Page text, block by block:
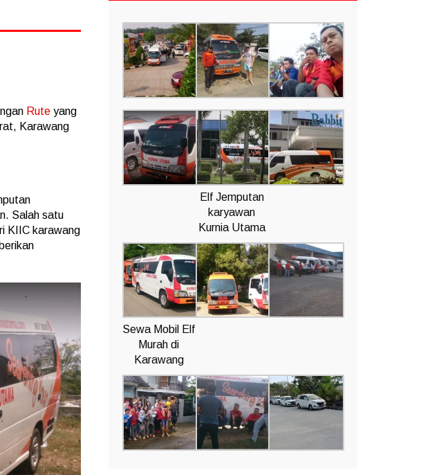
Rute yang
Karawang
Salah satu
KIIC karawang
Elf Jemputan
karyawan
Kurnia Utama
Sewa Mobil Elf
Murah di
Karawang